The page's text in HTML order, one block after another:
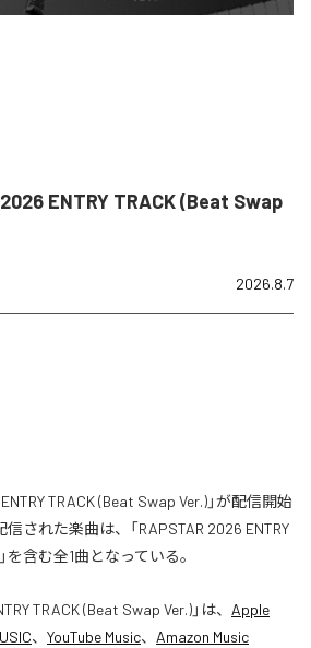
ENTRY TRACK (Beat Swap
2026.8.7
TRACK (Beat Swap Ver.)」が配信開始
された楽曲は、「RAPSTAR 2026 ENTRY
を含む全1曲となっている。
TRACK (Beat Swap Ver.)」は、 Apple
、 YouTube Music、 Amazon Music